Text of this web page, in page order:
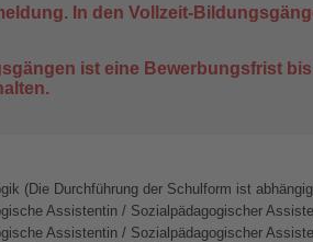
In den Vollzeit-
ist eine Bewerbungsfrist
(Die Durchführung der Schulform ist
Assistentin / Sozialpädagogischer
Assistentin / Sozialpädagogischer